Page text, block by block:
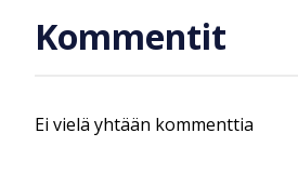
Kommentit
Ei vielä yhtään kommenttia